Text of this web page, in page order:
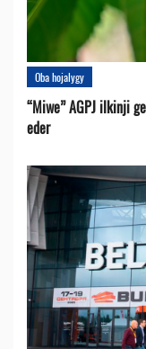
Oba hojalygy
“Miwe” AGPJ ilkinji
eder